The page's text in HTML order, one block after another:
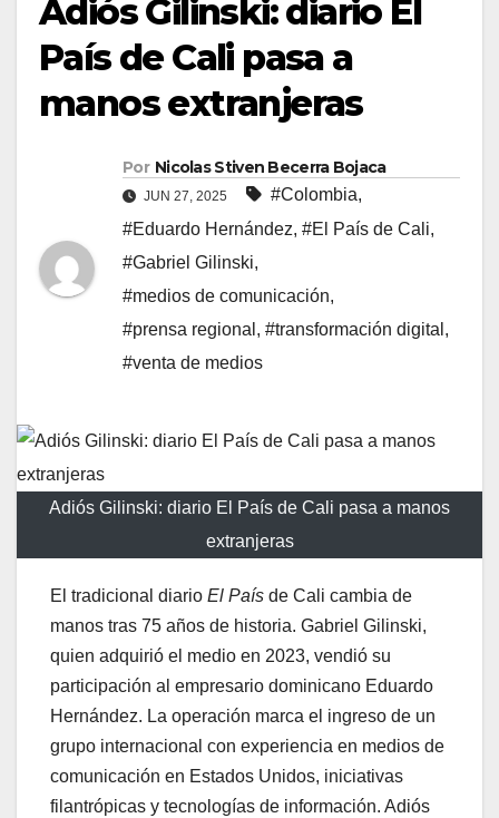
Adiós Gilinski: diario El
País de Cali pasa a
manos extranjeras
Por Nicolas Stiven Becerra Bojaca
JUN 27, 2025 #Colombia,
#Eduardo Hernández, #El País de Cali,
#Gabriel Gilinski,
#medios de comunicación,
#prensa regional , #transformación digital ,
#venta de medios
Adiós Gilinski: diario El País de Cali pasa a manos
extranjeras
El tradicional diario El País de Cali cambia de
manos tras 75 años de historia. Gabriel Gilinski,
quien adquirió el medio en 2023, vendió su
participación al empresario dominicano Eduardo
Hernández. La operación marca el ingreso de un
grupo internacional con experiencia en medios de
comunicación en Estados Unidos, iniciativas
filantrópicas y tecnologías de información. Adiós